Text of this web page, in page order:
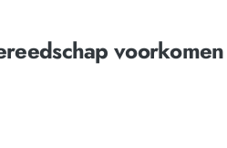
voorkomen